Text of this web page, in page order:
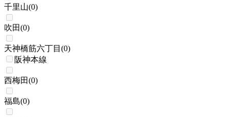
千里山(0)
吹田(0)
天神橋筋六丁目 (0)
阪神本線
西梅田(0)
福島(0)